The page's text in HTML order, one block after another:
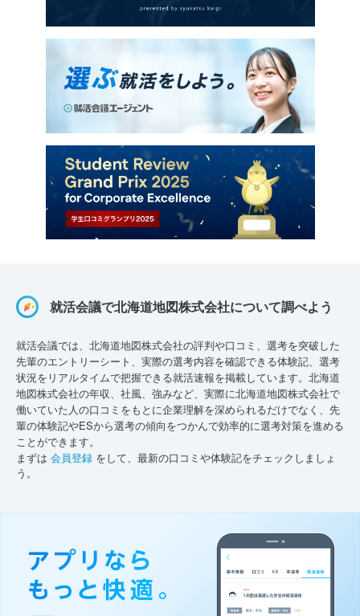
就活会議で北海道地図株式会社について調べよう
就活会議では、北海道地図株式会社の評判や口コミ、選考を突破した
先輩のエントリーシート、実際の選考内容を確認できる体験記、選考
状況をリアルタイムで把握できる就活速報を掲載しています。北海道
地図株式会社の年収、社風、強みなど、実際に北海道地図株式会社で
働いていた人の口コミをもとに企業理解を深められるだけでなく、先
輩の体験記やESから選考の傾向をつかんで効率的に選考対策を進める
ことができます。
まずは 会員登録 をして、最新の口コミや体験記をチェックしましょ
う。